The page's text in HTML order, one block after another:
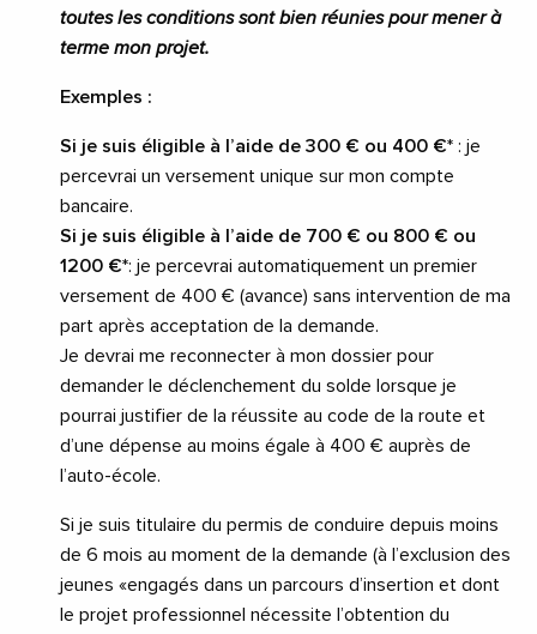
toutes les conditions sont bien réunies pour mener à
terme mon projet.
​Exemples :
Si je suis éligible à l’aide de 300 € ou 400 €* : je
percevrai un versement unique sur mon compte
bancaire.​
Si je suis éligible à l’aide de 700 € ou 800 € ou
1200 €*: je percevrai automatiquement un premier
versement de 400 € (avance) sans intervention de ma
part après acceptation de la demande.
Je devrai me reconnecter à mon dossier pour
demander le déclenchement du solde lorsque je
pourrai justifier de la réussite au code de la route et
d’une dépense au moins égale à 400 € auprès de
l’auto-école.
​Si je suis titulaire du permis de conduire depuis moins
de 6 mois au moment de la demande (à l’exclusion des
jeunes «engagés dans un parcours d’insertion et dont
le projet professionnel nécessite l’obtention du